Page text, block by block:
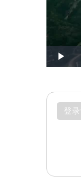
Play
登